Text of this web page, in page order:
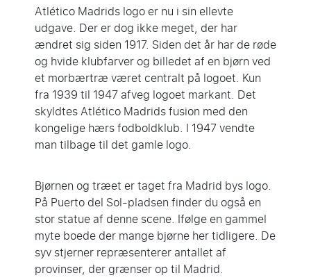
Atlético Madrids logo er nu i sin ellevte
udgave. Der er dog ikke meget, der har
ændret sig siden 1917. Siden det år har de røde
og hvide klubfarver og billedet af en bjørn ved
et morbærtræ været centralt på logoet. Kun
fra 1939 til 1947 afveg logoet markant. Det
skyldtes Atlético Madrids fusion med den
kongelige hærs fodboldklub. I 1947 vendte
man tilbage til det gamle logo.
Bjørnen og træet er taget fra Madrid bys logo.
På Puerto del Sol-pladsen finder du også en
stor statue af denne scene. Ifølge en gammel
myte boede der mange bjørne her tidligere. De
syv stjerner repræsenterer antallet af
provinser, der grænser op til Madrid.